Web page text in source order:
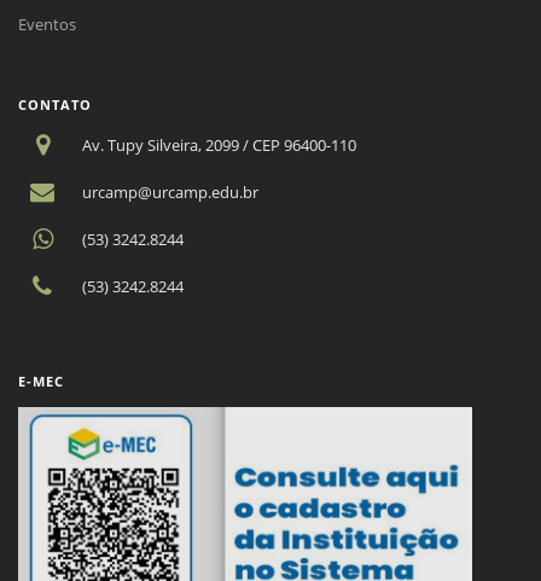
Eventos
CONTATO
Av. Tupy Silveira, 2099 / CEP 96400-110
urcamp@urcamp.edu.br
(53) 3242.8244
(53) 3242.8244
E-MEC